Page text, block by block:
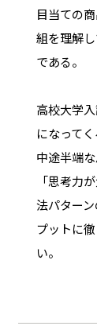
目当ての
組を理解
である。
高校大学
になって
中途半端
「思考力
法パター
プットに
い。